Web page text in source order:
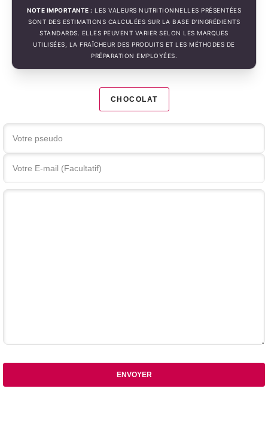
NOTE IMPORTANTE : LES VALEURS NUTRITIONNELLES PRÉSENTÉES
SONT DES ESTIMATIONS CALCULÉES SUR LA BASE D'INGRÉDIENTS
STANDARDS. ELLES PEUVENT VARIER SELON LES MARQUES
UTILISÉES, LA FRAÎCHEUR DES PRODUITS ET LES MÉTHODES DE
PRÉPARATION EMPLOYÉES.
CHOCOLAT
Votre commentaire
ENVOYER